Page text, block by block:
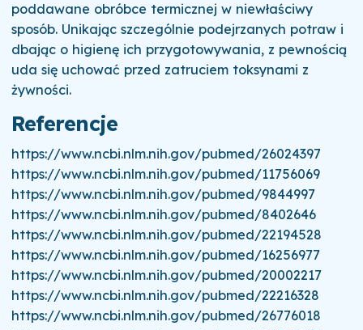
poddawane obróbce termicznej w niewłaściwy
sposób. Unikając szczególnie podejrzanych potraw i
dbając o higienę ich przygotowywania, z pewnością
uda się uchować przed zatruciem toksynami z
żywności.
Referencje
https://www.ncbi.nlm.nih.gov/pubmed/26024397
https://www.ncbi.nlm.nih.gov/pubmed/11756069
https://www.ncbi.nlm.nih.gov/pubmed/9844997
https://www.ncbi.nlm.nih.gov/pubmed/8402646
https://www.ncbi.nlm.nih.gov/pubmed/22194528
https://www.ncbi.nlm.nih.gov/pubmed/16256977
https://www.ncbi.nlm.nih.gov/pubmed/20002217
https://www.ncbi.nlm.nih.gov/pubmed/22216328
https://www.ncbi.nlm.nih.gov/pubmed/26776018